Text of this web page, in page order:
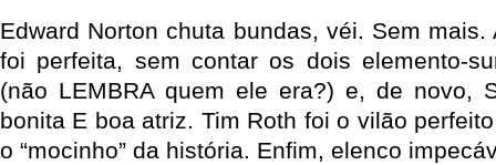
Edward Norton chuta bundas, véi. Sem
foi perfeita, sem contar os dois elemento-
(não LEMBRA quem ele era?) e, de novo,
bonita E boa atriz. Tim Roth foi o vilão
o “mocinho” da história. Enfim, elenco